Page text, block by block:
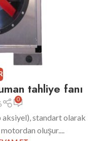
tahliye fanı
0
aksiyel), standart olarak
oluşur....